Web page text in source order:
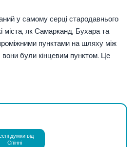
у самому серці стародавнього
міста, як Самарканд, Бухара та
пунктами на шляху між
були кінцевим пунктом. Це
думки від
Спінні